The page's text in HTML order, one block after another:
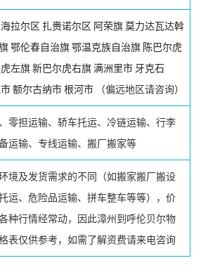
海拉尔区 扎赉诺尔区 阿荣旗莫力达瓦达斡
鄂伦春自治旗鄂温克族自治旗 陈巴尔虎
左旗新巴尔虎右旗满洲里市 牙克石
额尔古纳市根河市 （偏远地区请咨询）
零担运输、轿车托运、冷链运输、行李
运输、专线运输、搬厂搬家等
境及发货需求的不同（如搬家搬厂搬设
运、危险品运输、拼车整车等等），价
种行情经常动，因此漳州到呼伦贝尔物
表仅供参考，如需了解资费请来电咨询